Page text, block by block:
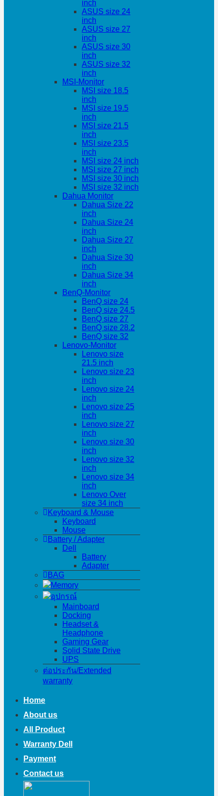
inch
ASUS size 24
inch
ASUS size 27
inch
ASUS size 30
inch
ASUS size 32
inch
MSI-Monitor
MSI size 18.5
inch
MSI size 19.5
inch
MSI size 21.5
inch
MSI size 23.5
inch
MSI size 24 inch
MSI size 27 inch
MSI size 30 inch
MSI size 32 inch
Dahua Monitor
Dahua Size 22
inch
Dahua Size 24
inch
Dahua Size 27
inch
Dahua Size 30
inch
Dahua Size 34
inch
BenQ-Monitor
BenQ size 24
BenQ size 24.5
BenQ size 27
BenQ size 28.2
BenQ size 32
Lenovo-Monitor
Lenovo size
21.5 inch
Lenovo size 23
inch
Lenovo size 24
inch
Lenovo size 25
inch
Lenovo size 27
inch
Lenovo size 30
inch
Lenovo size 32
inch
Lenovo size 34
inch
Lenovo Over
size 34 inch
Keyboard & Mouse
Keyboard
Mouse
Battery / Adapter
Dell
Battery
Adapter
BAG
Memory
อุปกรณ์
Mainboard
Docking
Headset &
Headphone
Gaming Gear
Solid State Drive
UPS
ต่อประกัน/Extended
warranty
Home
About us
All Product
Warranty Dell
Payment
Contact us